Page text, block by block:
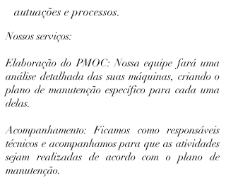
autuações e processos.
Nossos serviços:
Elaboração do PMOC: Nossa equipe fará uma
análise detalhada das suas máquinas, criando o
plano de manutenção específico para cada uma
delas.
Acompanhamento: Ficamos como responsáveis
técnicos e acompanhamos para que as atividades
sejam realizadas de acordo com o plano de
manutenção.